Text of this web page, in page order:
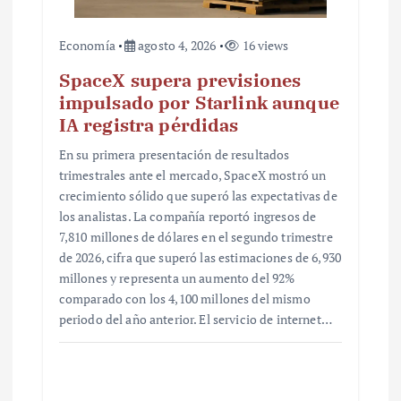
Economía agosto 4, 2026 16 views
SpaceX supera previsiones
impulsado por Starlink aunque
IA registra pérdidas
En su primera presentación de resultados
trimestrales ante el mercado, SpaceX mostró un
crecimiento sólido que superó las expectativas de
los analistas. La compañía reportó ingresos de
7,810 millones de dólares en el segundo trimestre
de 2026, cifra que superó las estimaciones de 6,930
millones y representa un aumento del 92%
comparado con los 4,100 millones del mismo
periodo del año anterior. El servicio de internet…